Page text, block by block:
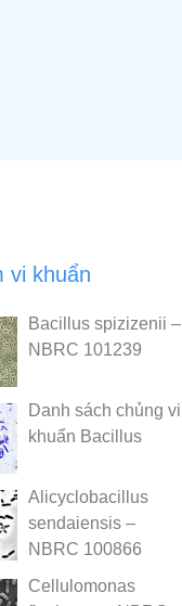
vi khuẩn
Bacillus spizizenii –
NBRC 101239
Danh sách chủng vi
khuẩn Bacillus
Alicyclobacillus
sendaiensis –
NBRC 100866
Cellulomonas